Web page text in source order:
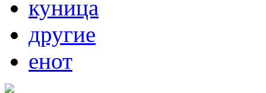
куница
другие
енот